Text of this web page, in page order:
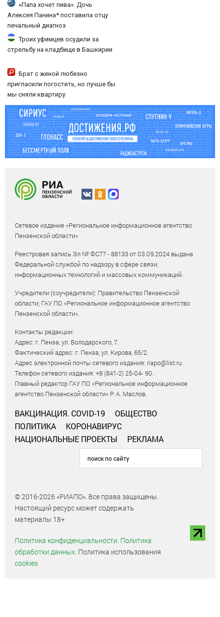
«Папа хочет пива». Дочь
Алексея Панина* поставила отцу
печальный диагноз
Троих уфимцев осудили за
стрельбу на кладбище в Башкирии
Брат с женой любезно
пригласили погостить, но лучше бы
мы сняли квартиру
Сетевое издание «Региональное информационное агентство
Пензенской области»
Реестровая запись Эл № ФС77 - 88133 от 03.09.2024 выдана
Федеральной службой по надзору в сфере связи,
информационных технологий и массовых коммуникаций.
Учредители (соучредители): Правительство Пензенской
области; ГАУ ПО «Региональное информационное агентство
Пензенской области».
Контакты редакции:
Адрес: г. Пенза, ул. Володарского, 7.
Фактический адрес: г. Пенза, ул. Кирова, 65/2.
Адрес электронной почты сетевого издания: riapo@list.ru
Телефон сетевого издания: +8 (841-2) 25-04- 90.
Главный редактор ГАУ ПО «Региональное информационное
агентство Пензенской области» Р. А. Маслов.
ВАКЦИНАЦИЯ. COVID-19
ОБЩЕСТВО
ПОЛИТИКА
КОРОНАВИРУС
НАЦИОНАЛЬНЫЕ ПРОЕКТЫ
РЕКЛАМА
© 2016-2026 «РИАПО». Все права защищены.
Настоящий ресурс может содержать
материалы 18+
Политика конфиденциальности. Политика
обработки данных. Политика использования
cookies